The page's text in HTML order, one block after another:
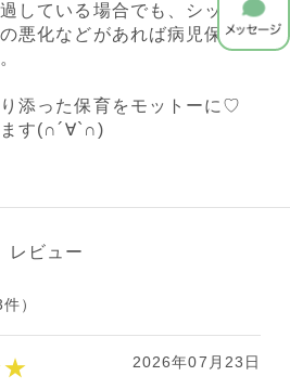
している場合でも、シッティ
悪化などがあれば病児保育に
添った保育をモットーに♡
す(∩´∀`∩)
レビュー
）
2026年07月23日